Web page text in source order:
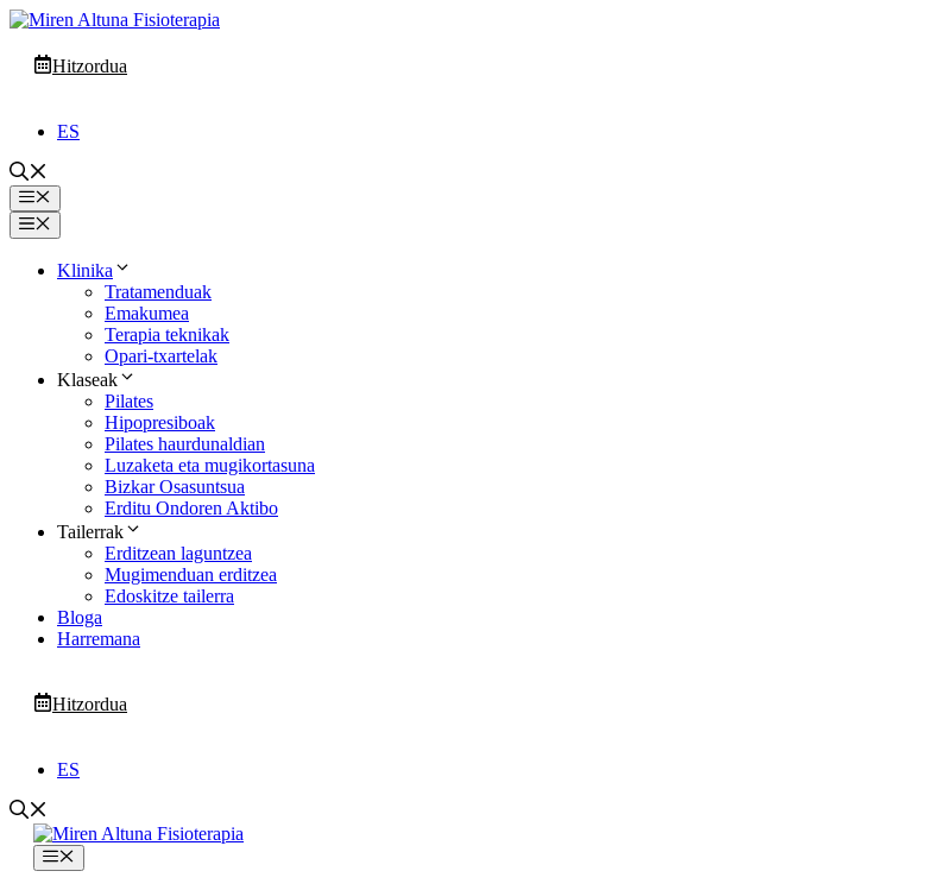
Edukira
egin Hitzordua
ES
Menua
Menua
Klinika
Tratamenduak
Emakumea
Terapia teknikak
Opari-txartelak
Klaseak
Pilates
Hipopresiboak
Pilates haurdunaldian
Luzaketa eta mugikortasuna
Bizkar Osasuntsua
Erditu Ondoren Aktibo
Tailerrak
Erditzean laguntzea
Mugimenduan erditzea
Edoskitze tailerra
Bloga
Harremana
Hitzordua
ES
Menua